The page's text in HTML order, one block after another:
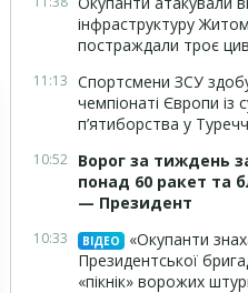
інфраструктуру
постраждали троє
11:13 Спортсмени ЗСУ
чемпіонаті Європи із
п’ятиборства у
10:52 Ворог за тиждень
понад 60 ракет та
— Президент
10:33 ВІДЕО
«Окупанти
Президентської
«пікнік» ворожих